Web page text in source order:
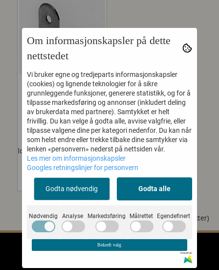
L-BRAKETT
L-brakett i forzinket stål
Liten radius innvendig,
legger seg godt inntil
locationlista. Samme design
som B1125,...
Viser1til (av3produkter)
Om informasjonskapsler på dette
nettstedet
Vi bruker egne og tredjeparts informasjonskapsler
(cookies) og lignende teknologier for å sikre
grunnleggende funksjoner, generere statistikk, og for å
tilpasse markedsføring og annonser (inkludert deling
av brukerdata med partnere). Samtykket er helt
frivillig. Du kan velge å godta alle, avvise valgfrie, eller
tilpasse valgene dine per kategori nedenfor. Du kan når
som helst endre eller trekke tilbake dine samtykker via
lenken «personvern» nederst på nettsiden vår.
Les mer om informasjonskapsler
Googles retningslinjer for personvern
Godta nødvendig Godta alle
Nødvendig Analyse Markedsføring Målrettet Egendefinert
Bekreft valg
Drevet av